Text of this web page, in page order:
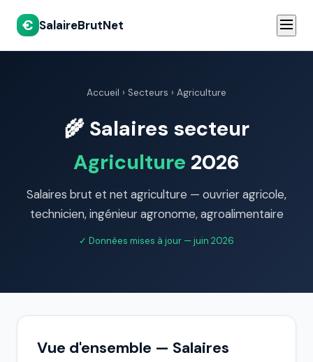
€ SalaireBrutNet
Accueil › Secteurs › Agriculture
🌾 Salaires secteur
Agriculture 2026
Salaires brut et net agriculture — ouvrier agricole,
technicien, ingénieur agronome, agroalimentaire
✓ Données mises à jour — juin 2026
Vue d'ensemble — Salaires